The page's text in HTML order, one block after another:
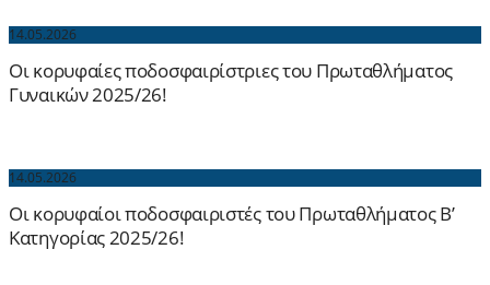
14.05.2026
Οι κορυφαίες ποδοσφαιρίστριες του Πρωταθλήματος
Γυναικών 2025/26!
14.05.2026
Οι κορυφαίοι ποδοσφαιριστές του Πρωταθλήματος Β’
Κατηγορίας 2025/26!